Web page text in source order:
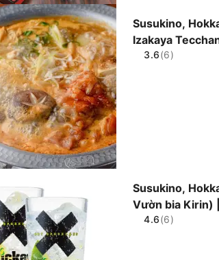
Susukino,
Izakaya
3.6(6)
Susukino,
Vườn bia Kirin)
4.6(6)